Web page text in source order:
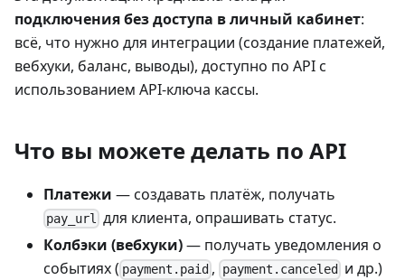
подключения без доступа в личный кабинет:
всё, что нужно для интеграции (создание платежей,
вебхуки, баланс, выводы), доступно по API с
использованием API-ключа кассы.
Что вы можете делать по API
Платежи — создавать платёж, получать
pay_url для клиента, опрашивать статус.
Колбэки (вебхуки)— получать уведомления о
событиях ( payment.paid , payment.canceled и др.)